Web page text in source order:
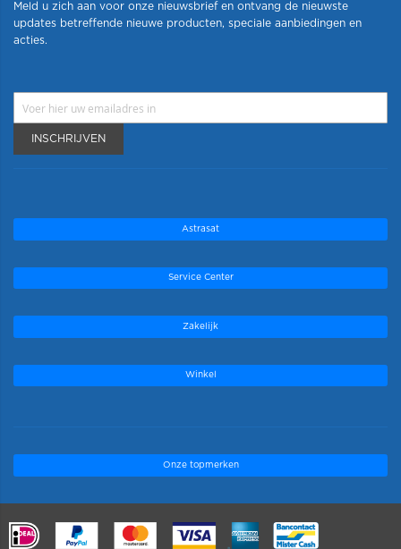
Meld u zich aan voor onze nieuwsbrief en ontvang de nieuwste
updates betreffende nieuwe producten, speciale aanbiedingen en
acties.
INSCHRIJVEN
Astrasat
Service Center
Zakelijk
Winkel
Onze topmerken
.